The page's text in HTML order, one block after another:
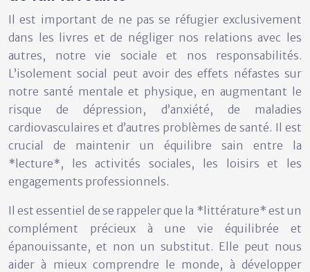
Il est important de ne pas se réfugier exclusivement
dans les livres et de négliger nos relations avec les
autres, notre vie sociale et nos responsabilités.
L’isolement social peut avoir des effets néfastes sur
notre santé mentale et physique, en augmentant le
risque de dépression, d’anxiété, de maladies
cardiovasculaires et d’autres problèmes de santé. Il est
crucial de maintenir un équilibre sain entre la
*lecture*, les activités sociales, les loisirs et les
engagements professionnels.
Il est essentiel de se rappeler que la *littérature* est un
complément précieux à une vie équilibrée et
épanouissante, et non un substitut. Elle peut nous
aider à mieux comprendre le monde, à développer